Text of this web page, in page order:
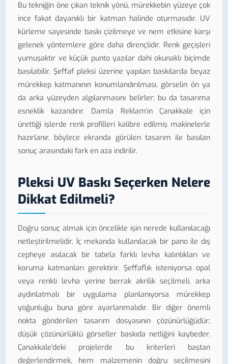
Bu tekniğin öne çıkan teknik yönü, mürekkebin yüzeye çok
ince fakat dayanıklı bir katman halinde oturmasıdır. UV
kürleme sayesinde baskı çizilmeye ve nem etkisine karşı
gelenek yöntemlere göre daha dirençlidir. Renk geçişleri
yumuşaktır ve küçük punto yazılar dahi okunaklı biçimde
basılabilir. Şeffaf pleksi üzerine yapılan baskılarda beyaz
mürekkep katmanının konumlandırılması, görselin ön ya
da arka yüzeyden algılanmasını belirler; bu da tasarıma
esneklik kazandırır. Damla Reklam'ın Çanakkale için
ürettiği işlerde renk profilleri kalibre edilmiş makinelerle
hazırlanır, böylece ekranda görülen tasarım ile basılan
sonuç arasındaki fark en aza indirilir.
Pleksi UV Baskı Seçerken Nelere
Dikkat Edilmeli?
Doğru sonuç almak için öncelikle işin nerede kullanılacağı
netleştirilmelidir. İç mekanda kullanılacak bir pano ile dış
cepheye asılacak bir tabela farklı levha kalınlıkları ve
koruma katmanları gerektirir. Şeffaflık isteniyorsa opal
veya renkli levha yerine berrak akrilik seçilmeli, arka
aydınlatmalı bir uygulama planlanıyorsa mürekkep
yoğunluğu buna göre ayarlanmalıdır. Bir diğer önemli
nokta gönderilen tasarım dosyasının çözünürlüğüdür;
düşük çözünürlüklü görseller baskıda netliğini kaybeder.
Çanakkale'deki projelerde bu kriterleri baştan
değerlendirmek, hem malzemenin doğru seçilmesini